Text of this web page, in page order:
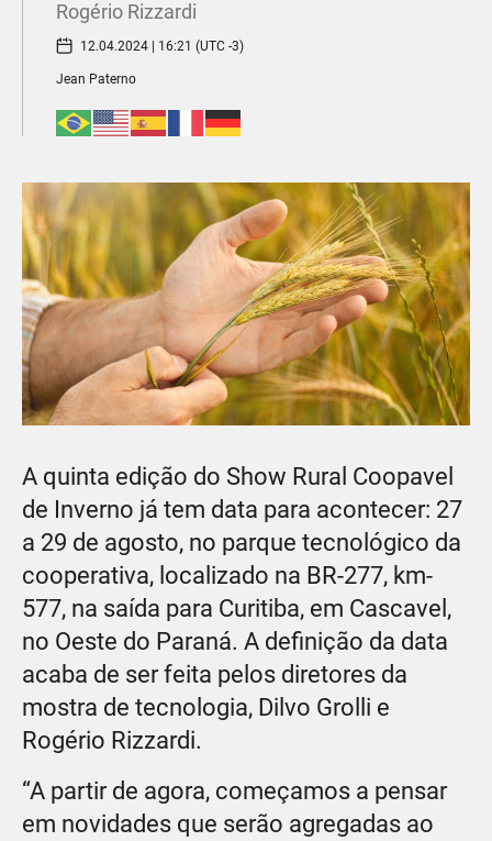
Rogério Rizzardi
12.04.2024 | 16:21 (UTC -3)
Jean Paterno
A quinta edição do Show Rural Coopavel
de Inverno já tem data para acontecer: 27
a 29 de agosto, no parque tecnológico da
cooperativa, localizado na BR-277, km-
577, na saída para Curitiba, em Cascavel,
no Oeste do Paraná. A definição da data
acaba de ser feita pelos diretores da
mostra de tecnologia, Dilvo Grolli e
Rogério Rizzardi.
“A partir de agora, começamos a pensar
em novidades que serão agregadas ao